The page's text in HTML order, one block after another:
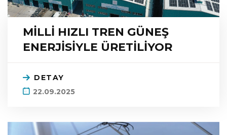
MİLLİ HIZLI TREN GÜNEŞ
ENERJİSİYLE ÜRETİLİYOR
DETAY
22.09.2025